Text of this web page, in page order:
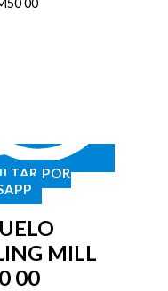
POR
MILL
00